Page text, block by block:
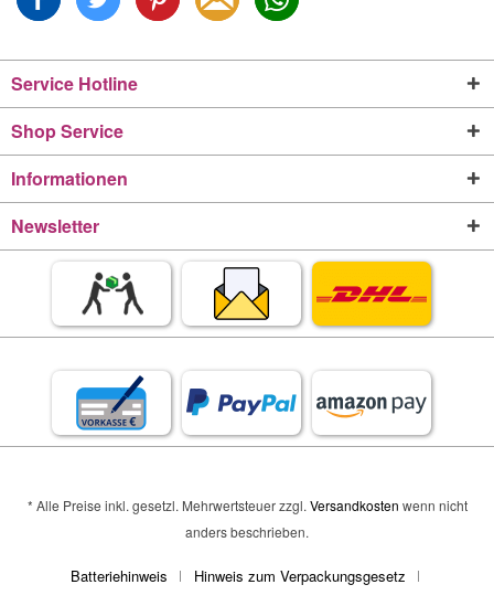
Service Hotline
Shop Service
Informationen
Newsletter
* Alle Preise inkl. gesetzl. Mehrwertsteuer zzgl. Versandkosten wenn nicht
anders beschrieben.
Batteriehinweis
Hinweis zum Verpackungsgesetz